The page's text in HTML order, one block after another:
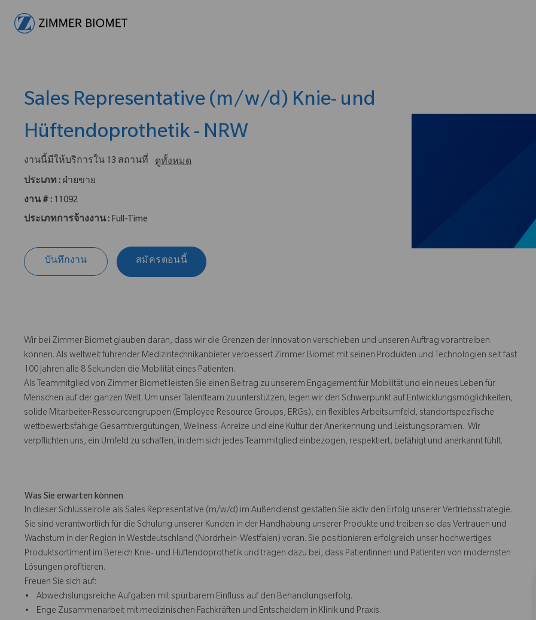
Sales Representative (m/w/d) Knie- und
Hüftendoprothetik - NRW
งานนี้มีให้บริการใน 13 สถานที่
ดูทั้งหมด
ประเภท : ฝ่ายขาย
งาน # : 11092
ประเภทการจ้างงาน : Full-Time
บันทึกงาน สมัครตอนนี้
Wir bei Zimmer Biomet glauben daran, dass wir die Grenzen der Innovation verschieben und unseren Auftrag vorantreiben
können. Als weltweit führender Medizintechnikanbieter verbessert Zimmer Biomet mit seinen Produkten und Technologien seit fast
100 Jahren alle 8 Sekunden die Mobilität eines Patienten.
Als Teammitglied von Zimmer Biomet leisten Sie einen Beitrag zu unserem Engagement für Mobilität und ein neues Leben für
Menschen auf der ganzen Welt. Um unser Talentteam zu unterstützen, legen wir den Schwerpunkt auf Entwicklungsmöglichkeiten,
solide Mitarbeiter-Ressourcengruppen (Employee Resource Groups, ERGs), ein flexibles Arbeitsumfeld, standortspezifische
wettbewerbsfähige Gesamtvergütungen, Wellness-Anreize und eine Kultur der Anerkennung und Leistungsprämien. Wir
verpflichten uns, ein Umfeld zu schaffen, in dem sich jedes Teammitglied einbezogen, respektiert, befähigt und anerkannt fühlt.
Was Sie erwarten können
In dieser Schlüsselrolle als Sales Representative (m/w/d) im Außendienst gestalten Sie aktiv den Erfolg unserer Vertriebsstrategie.
Sie sind verantwortlich für die Schulung unserer Kunden in der Handhabung unserer Produkte und treiben so das Vertrauen und
Wachstum in der Region in Westdeutschland (Nordrhein-Westfalen) voran. Sie positionieren erfolgreich unser hochwertiges
Produktsortiment im Bereich Knie- und Hüftendoprothetik und tragen dazu bei, dass Patientinnen und Patienten von modernsten
Lösungen profitieren.
Freuen Sie sich auf:
• Abwechslungsreiche Aufgaben mit spürbarem Einfluss auf den Behandlungserfolg.
• Enge Zusammenarbeit mit medizinischen Fachkräften und Entscheidern in Klinik und Praxis.